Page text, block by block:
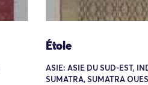
Étole
ASIE: ASIE DU SUD-EST,
SUMATRA, SUMATRA